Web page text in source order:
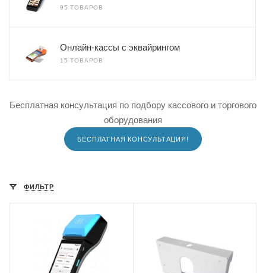
95 ТОВАРОВ
Онлайн-кассы с эквайрингом
15 ТОВАРОВ
Бесплатная консультация по подбору кассового и торгового
оборудования
БЕСПЛАТНАЯ КОНСУЛЬТАЦИЯ!
ФИЛЬТР